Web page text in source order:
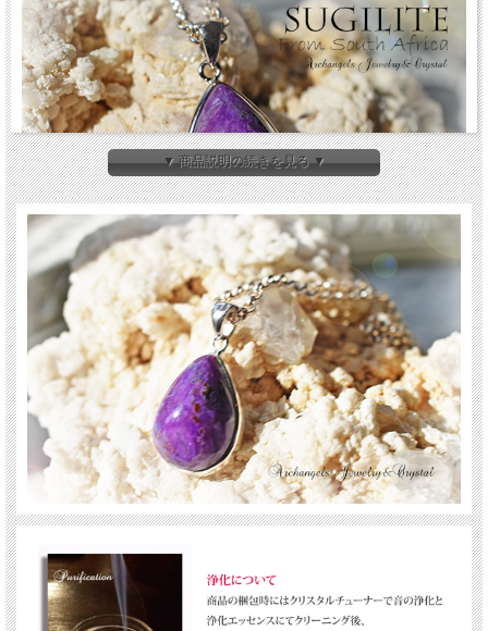
スギライトの美しいペンダントです。
こちらはやや小振りなサイズです。
濃い色のスギライトは持ち主をマイナスエネルギーから守ってくれるそうです。
美しい部分を抜き出したスギライトのペンダントです。
ぜひこの美しいカラーをお楽しみくださいませ。
▼こちらもございます▼
▼ 商品説明の続きを見る ▼